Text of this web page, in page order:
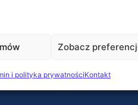
Zobacz
i polityka prywatnościKontakt